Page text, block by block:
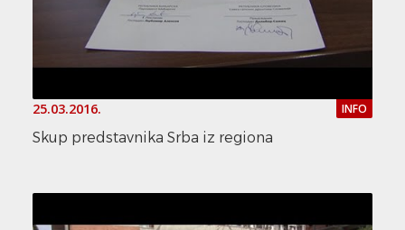
25.03.2016. INFO
Skup predstavnika Srba iz regiona